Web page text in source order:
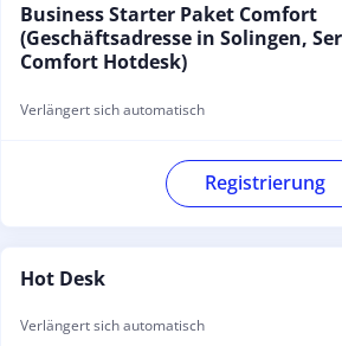
Business Starter Paket Comfort
(Geschäftsadresse in Solingen,
Comfort Hotdesk)
Verlängert sich automatisch
Registrierung
Hot Desk
Verlängert sich automatisch